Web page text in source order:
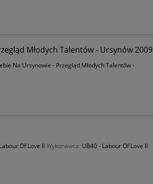
Młodych Talentów - Ursynów 2009
Na Ursynowie - Przegląd Młodych Talentów -
Of Love II Wykonawca: UB40 - Labour Of Love II